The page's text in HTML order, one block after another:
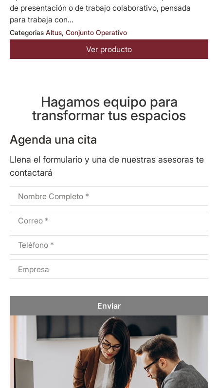
de presentación o de trabajo colaborativo, pensada
para trabaja con...
Categorias Altus, Conjunto Operativo
Ver producto
Hagamos equipo para
transformar tus espacios
Agenda una cita
Llena el formulario y una de nuestras asesoras te
contactará
Enviar